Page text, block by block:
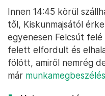
Innen 14:45 körül
től, Kiskunmajsától
egyenesen Felcsút
felett elfordult és
fölött, amiről nemrég
már